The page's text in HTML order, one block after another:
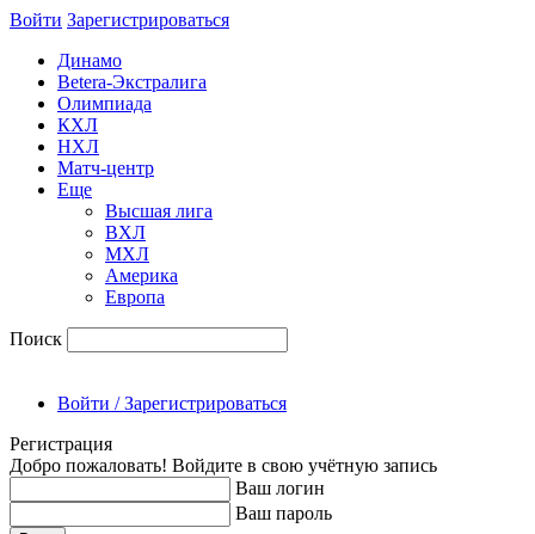
Войти Зарегиcтрироваться
Динамо
Betera-Экстралига
Олимпиада
КХЛ
НХЛ
Матч-центр
Еще
Высшая лига
ВХЛ
МХЛ
Америка
Европа
Поиск
Войти / Зарегистрироваться
Регистрация
Добро пожаловать! Войдите в свою учётную запись
Ваш логин
Ваш пароль